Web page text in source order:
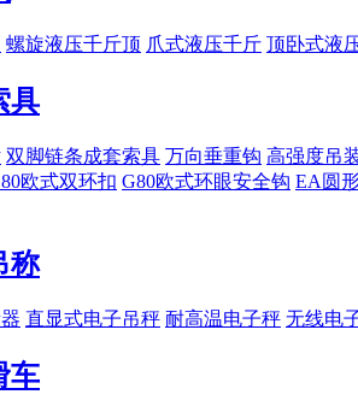
螺旋液压千斤顶 爪式液压千斤 顶卧式液
具
双脚链条成套索具 万向垂重钩 高强度吊
欧式双环扣 G80欧式环眼安全钩 EA圆
称
直显式电子吊秤 耐高温电子秤 无线电
车